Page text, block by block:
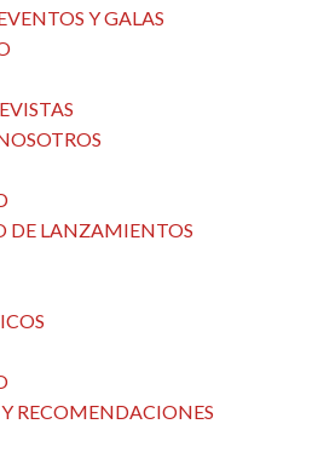
Y GALAS
DE LANZAMIENTOS
RECOMENDACIONES